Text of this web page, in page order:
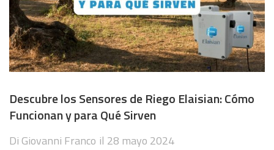
Descubre los Sensores de Riego Elaisian: Cómo
Funcionan y para Qué Sirven
Di Giovanni Franco il 28 mayo 2024